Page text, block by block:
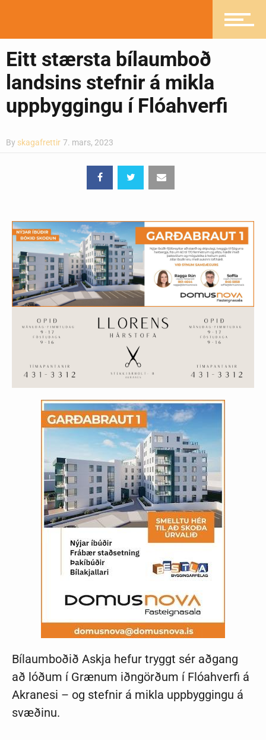
Ljósmyndasafn
Eitt stærsta bílaumboð
landsins stefnir á mikla
uppbyggingu í Flóahverfi
By skagafrettir 7. mars, 2023
Bílaumboðið Askja hefur tryggt sér aðgang
að lóðum í Grænum iðngörðum í Flóahverfi á
Akranesi – og stefnir á mikla uppbyggingu á
svæðinu.